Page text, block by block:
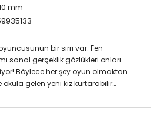
mm
bir sırrı var: Fen
sanal gerçeklik gözlükleri onları
Böylece her şey oyun olmaktan
okula gelen yeni kız kurtarabilir…